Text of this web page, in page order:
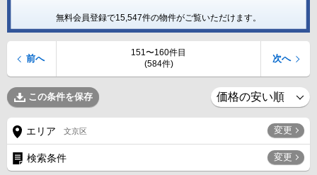
無料会員登録で15,547件の物件がご覧いただけます。
151〜160件目
(584件)
前へ 次へ
この条件を保存
エリア 文京区 変更
検索条件 変更